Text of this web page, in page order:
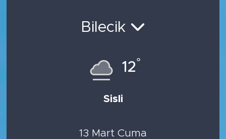
Bilecik
12°
Sisli
13 Mart Cuma